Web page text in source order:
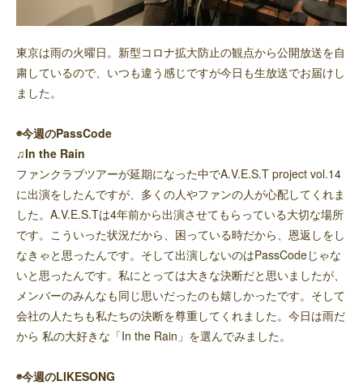
東京は雨の火曜日。新型コロナ拡大防止の観点から公開放送を自
粛しているので、いつも違う感じですが今日も生放送でお届けし
ました。
◉今週のPassCode
♫In the Rain
ファンクラブツアーが延期になった中でA.V.E.S.T project vol.14
に出演をしたんですが、多くの人やファンの人が心配してくれま
した。A.V.E.S.Tは4年前から出演させてもらっている大切な場所
です。こういった状況だから、困っている時だから、恩返しをし
なきゃと思ったんです。そして出演しないのはPassCodeじゃな
いと思ったんです。私にとっては大きな決断だと思いましたが、
メンバーのみんなも同じ思いだったのも嬉しかったです。そして
会社の人たちも私たちの決断を尊重してくれました。今日は雨だ
から 私の大好きな「In the Rain」を選んでみました。
◉今週のLIKESONG